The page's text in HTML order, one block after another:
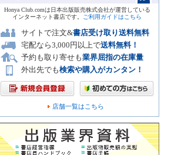
Honya Club.comは日本出版販売株式会社が運営している
インターネット書店です。
ご利用ガイドはこちら
サイトで注文&書店受け取り送料無料
宅配なら3,000円以上で送料無料！
予約も取り寄せも業界屈指の在庫量
外出先でも検索や購入がカンタン！
店舗一覧はこちら